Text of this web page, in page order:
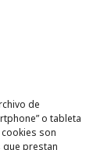
de
o tableta
son
que prestan